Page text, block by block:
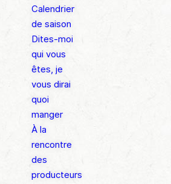
Calendrier
de saison
Dites-moi
qui vous
êtes, je
vous dirai
quoi
manger
À la
rencontre
des
producteurs